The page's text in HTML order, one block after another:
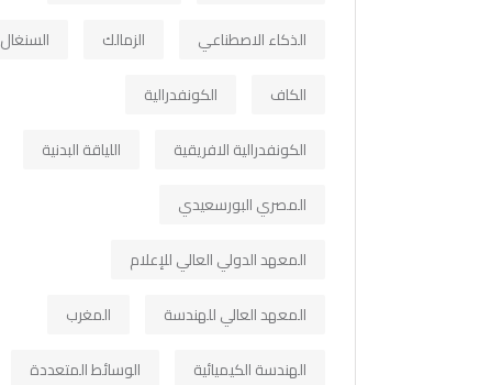
الذكاء الاصطناعي
الزمالك
السنغال
الكاف
الكونفدرالية
الكونفدرالية الافريقية
اللياقة البدنية
المصري البورسعيدي
المعهد الدولي العالي للإعلام
المعهد العالي للهندسة
المغرب
الهندسة الكيميائية
الوسائط المتعددة